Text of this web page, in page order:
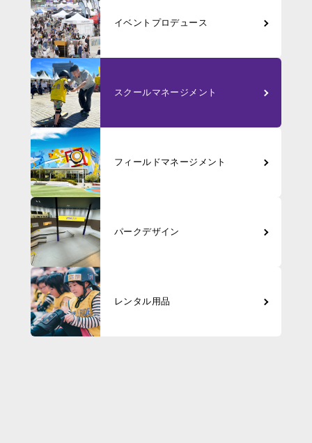
イベント プロデュース
スクールマネージメント
フィールドマネージメント
パークデザイン
レンタル用品